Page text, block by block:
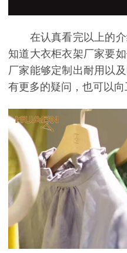
在认真看完以上的介
知道大衣柜衣架厂家要
厂家能够定制出耐用以
有更多的疑问，也可以向